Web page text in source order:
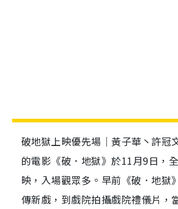
破地獄上映優先場｜黃子華丶許冠
的電影《破．地獄》於11月9日，
映，入場觀眾多。早前《破．地獄
傳新戲，到戲院拍攝戲院禮儀片，